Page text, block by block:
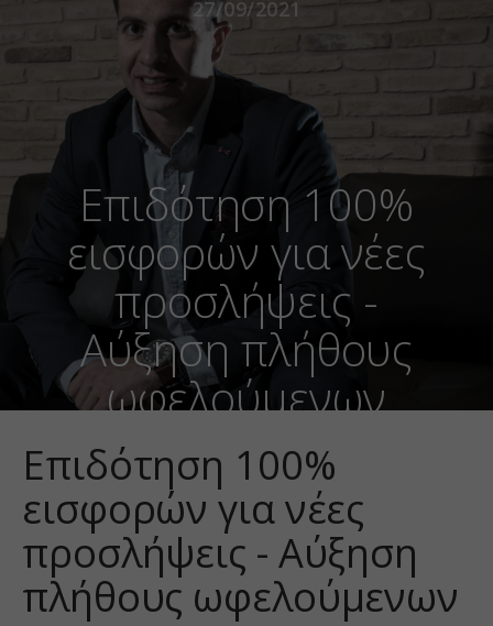
27/09/2021
Επιδότηση 100%
εισφορών για νέες
προσλήψεις -
Αύξηση πλήθους
ωφελούμενων
Επιδότηση 100%
εισφορών για νέες
προσλήψεις - Αύξηση
πλήθους ωφελούμενων